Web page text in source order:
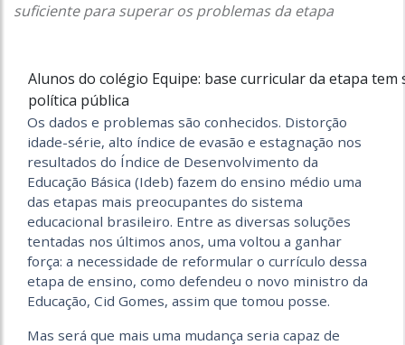
suficiente para superar os problemas da etapa
Alunos do colégio Equipe: base curricular da etapa tem
política pública
Os dados e problemas são conhecidos. Distorção
idade-série, alto índice de evasão e estagnação nos
resultados do Índice de Desenvolvimento da
Educação Básica (Ideb) fazem do ensino médio uma
das etapas mais preocupantes do sistema
educacional brasileiro. Entre as diversas soluções
tentadas nos últimos anos, uma voltou a ganhar
força: a necessidade de reformular o currículo dessa
etapa de ensino, como defendeu o novo ministro da
Educação, Cid Gomes, assim que tomou posse.
Mas será que mais uma mudança seria capaz de